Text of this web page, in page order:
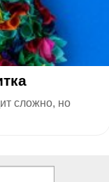
сложно, но